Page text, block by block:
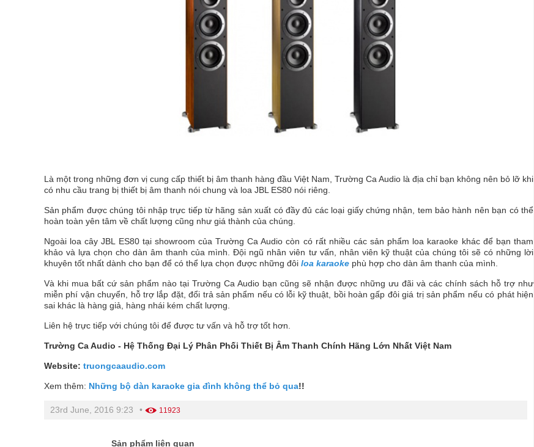
Là một trong những đơn vị cung cấp thiết bị âm thanh hàng đầu Việt Nam, Trường Ca Audio là địa chỉ bạn không nên bỏ lỡ khi
có nhu cầu trang bị thiết bị âm thanh nói chung và loa JBL ES80 nói riêng.
Sản phẩm được chúng tôi nhập trực tiếp từ hãng sản xuất có đầy đủ các loại giấy chứng nhận, tem bảo hành nên bạn có thể
hoàn toàn yên tâm về chất lượng cũng như giá thành của chúng.
Ngoài loa cây JBL ES80 tại showroom của Trường Ca Audio còn có rất nhiều các sản phẩm loa karaoke khác để bạn tham
khảo và lựa chọn cho dàn âm thanh của mình. Đội ngũ nhân viên tư vấn, nhân viên kỹ thuật của chúng tôi sẽ có những lời
khuyên tốt nhất dành cho bạn để có thể lựa chọn được những đôi loa karaoke phù hợp cho dàn âm thanh của mình.
Và khi mua bất cứ sản phẩm nào tại Trường Ca Audio bạn cũng sẽ nhận được những ưu đãi và các chính sách hỗ trợ như
miễn phí vận chuyển, hỗ trợ lắp đặt, đổi trả sản phẩm nếu có lỗi kỹ thuật, bồi hoàn gấp đôi giá trị sản phẩm nếu có phát hiện
sai khác là hàng giả, hàng nhái kém chất lượng.
Liên hệ trực tiếp với chúng tôi để được tư vấn và hỗ trợ tốt hơn.
Trường Ca Audio - Hệ Thống Đại Lý Phân Phối Thiết Bị Âm Thanh Chính Hãng Lớn Nhất Việt Nam
Website: truongcaaudio.com
Xem thêm: Những bộ dàn karaoke gia đình không thể bỏ qua!!
23rd June, 2016 9:23 • 11923
Sản phẩm liên quan